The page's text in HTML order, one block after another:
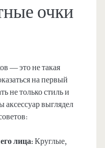
очки
— это не такая
на первый
не только стиль и
выглядел
лица:Круглые,